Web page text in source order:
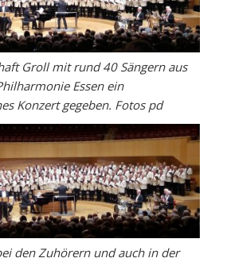
Groll mit rund 40 Sängern aus
Essen ein
Konzert gegeben. Fotos pd
den Zuhörern und auch in der